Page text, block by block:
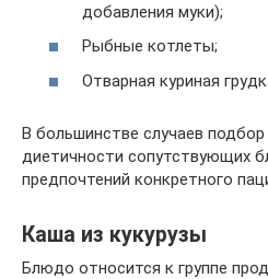
добавления муки);
Рыбные котлеты;
Отварная куриная
В большинстве случаев
диетичности сопутствующих
предпочтений конкретного
Каша из кукурузы
Блюдо относится к группе